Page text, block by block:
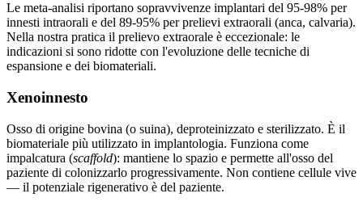
Le meta-analisi riportano sopravvivenze implantari del 95-98% per
innesti intraorali e del 89-95% per prelievi extraorali (anca, calvaria).
Nella nostra pratica il prelievo extraorale è eccezionale: le
indicazioni si sono ridotte con l'evoluzione delle tecniche di
espansione e dei biomateriali.
Xenoinnesto
Osso di origine bovina (o suina), deproteinizzato e sterilizzato. È il
biomateriale più utilizzato in implantologia. Funziona come
impalcatura (scaffold): mantiene lo spazio e permette all'osso del
paziente di colonizzarlo progressivamente. Non contiene cellule vive
— il potenziale rigenerativo è del paziente.